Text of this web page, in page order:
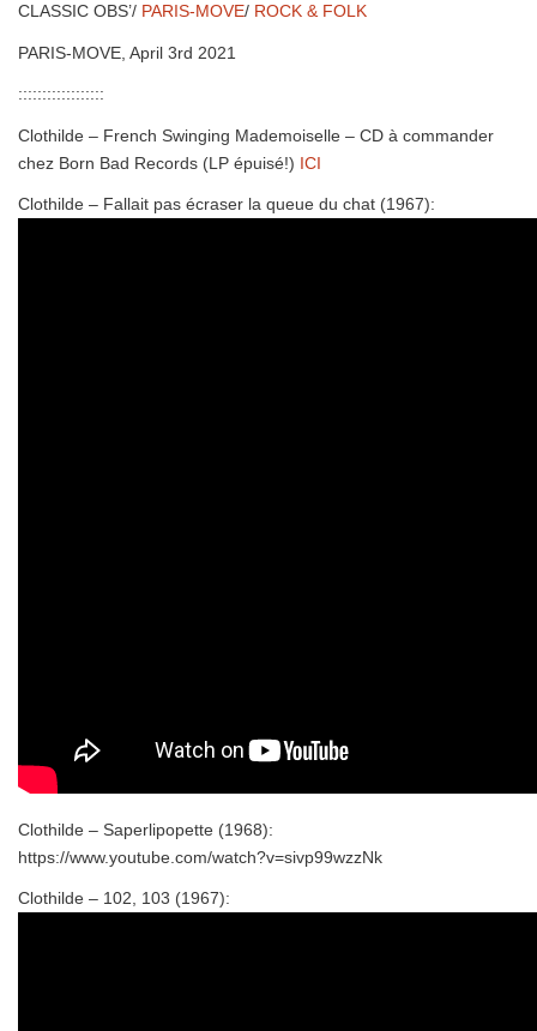
CLASSIC OBS’/ PARIS-MOVE/ ROCK & FOLK
PARIS-MOVE, April 3rd 2021
::::::::::::::::::
Clothilde – French Swinging Mademoiselle – CD à commander
chez Born Bad Records (LP épuisé!) ICI
Clothilde – Fallait pas écraser la queue du chat (1967):
Clothilde – Saperlipopette (1968):
https://www.youtube.com/watch?v=sivp99wzzNk
Clothilde – 102, 103 (1967):